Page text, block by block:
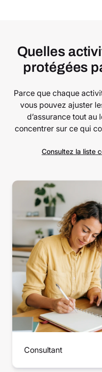
Quelles
protégées
Parce que chaque
vous pouvez ajuster
d’assurance tout au
concentrer sur ce qui
Consultez la liste
Consultant